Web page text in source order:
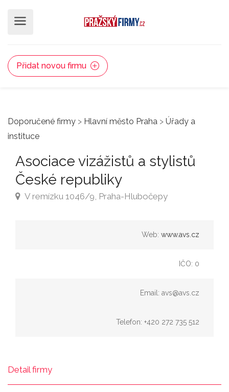
Přidat novou firmu
Doporučené firmy > Hlavní město Praha > Úřady a
instituce
Asociace vizážistů a stylistů
České republiky
V remízku 1046/9, Praha-Hlubočepy
Web: www.avs.cz
IČO: 0
Email: avs@avs.cz
Telefon: +420 272 735 512
Detail firmy